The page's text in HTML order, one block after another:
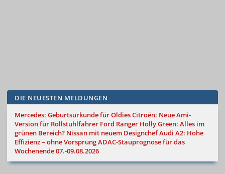
DIE NEUESTEN MELDUNGEN
Mercedes: Geburtsurkunde für OldiesCitroën: Neue Ami-
Version für Rollstuhlfahrer Ford Ranger Holly Green: Alles im
grünen Bereich? Nissan mit neuem DesignchefAudi A2: Hohe
Effizienz – ohne VorsprungADAC-Stauprognose für das
Wochenende 07.-09.08.2026